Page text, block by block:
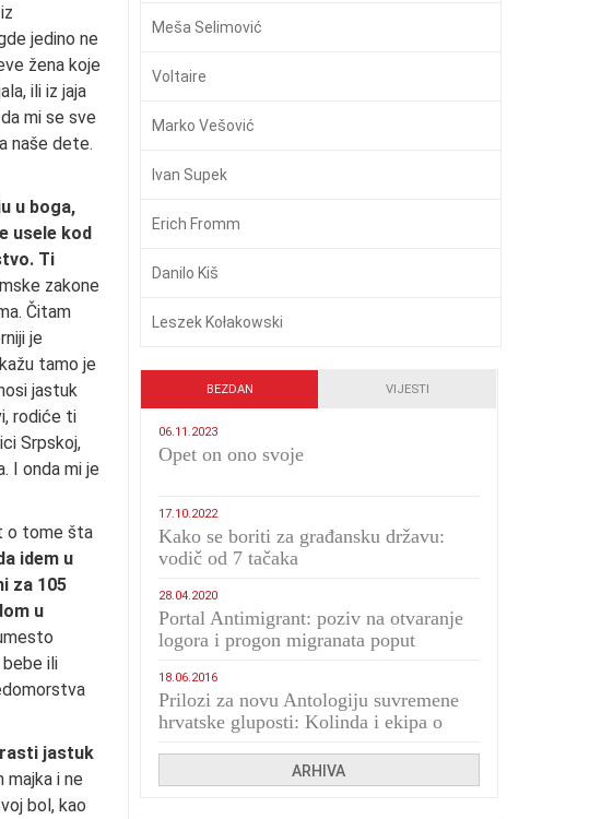
jedino ne
žena koje
ili iz jaja
mi se sve
naše dete.
u boga,
usele kod
Ti
zakone
Čitam
je
tamo je
jastuk
rodiće ti
Srpskoj,
I onda mi je
o tome šta
idem u
za 105
u
bebe ili
jastuk
i ne
bol, kao
Meša Selimović
Voltaire
Marko Vešović
Ivan Supek
Erich Fromm
Danilo Kiš
Leszek Kołakowski
BEZDAN VIJESTI
06.11.2023
​Opet on ono svoje
17.10.2022
Kako se boriti za građansku državu:
vodič od 7 tačaka
28.04.2020
Portal Antimigrant: poziv na otvaranje
logora i progon migranata poput
18.06.2016
Prilozi za novu Antologiju suvremene
hrvatske gluposti: Kolinda i ekipa o
ARHIVA